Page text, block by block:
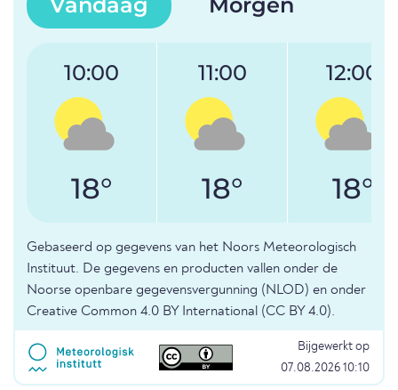
10:00
18°
11:00
18°
12:00
18°
Gebaseerd op gegevens van het Noors Meteorologisch
Instituut. De gegevens en producten vallen onder de
Noorse openbare gegevensvergunning (NLOD) en onder
Creative Common 4.0 BY International (CC BY 4.0).
Bijgewerkt op
07.08.2026 10:10